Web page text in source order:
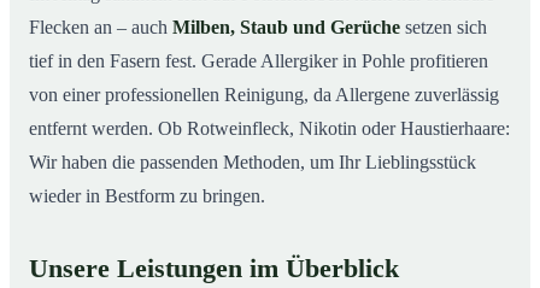
09So läuft eine professionelle Polsterreinigung in Pohle
Flecken an – auch Milben, Staub und Gerüche setzen sich
tief in den Fasern fest. Gerade Allergiker in Pohle profitieren
von einer professionellen Reinigung, da Allergene zuverlässig
entfernt werden. Ob Rotweinfleck, Nikotin oder Haustierhaare:
Wir haben die passenden Methoden, um Ihr Lieblingsstück
wieder in Bestform zu bringen.
Unsere Leistungen im Überblick